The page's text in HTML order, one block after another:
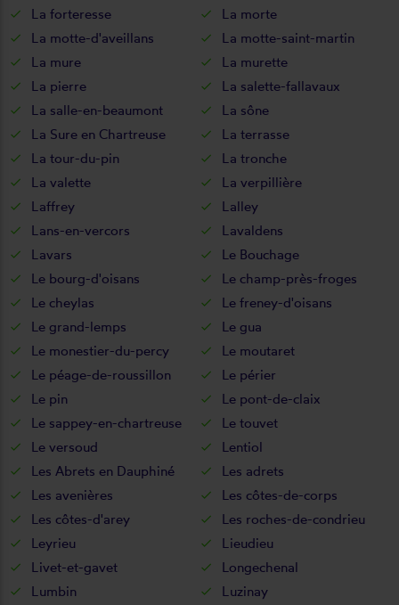
La forteresse
La morte
La motte-d'aveillans
La motte-saint-martin
La mure
La murette
La pierre
La salette-fallavaux
La salle-en-beaumont
La sône
La Sure en Chartreuse
La terrasse
La tour-du-pin
La tronche
La valette
La verpillière
Laffrey
Lalley
Lans-en-vercors
Lavaldens
Lavars
Le Bouchage
Le bourg-d'oisans
Le champ-près-froges
Le cheylas
Le freney-d'oisans
Le grand-lemps
Le gua
Le monestier-du-percy
Le moutaret
Le péage-de-roussillon
Le périer
Le pin
Le pont-de-claix
Le sappey-en-chartreuse
Le touvet
Le versoud
Lentiol
Les Abrets en Dauphiné
Les adrets
Les avenières
Les côtes-de-corps
Les côtes-d'arey
Les roches-de-condrieu
Leyrieu
Lieudieu
Livet-et-gavet
Longechenal
Lumbin
Luzinay